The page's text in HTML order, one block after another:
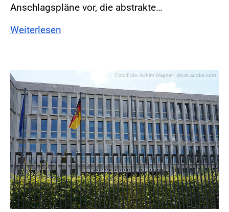
Anschlagspläne vor, die abstrakte…
Weiterlesen
Foto:Foto: Achim Wagner - stock.adobe.com